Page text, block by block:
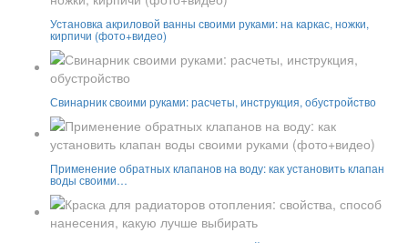
Установка акриловой ванны своими руками: на каркас, ножки,
кирпичи (фото+видео)
Свинарник своими руками: расчеты, инструкция, обустройство
Применение обратных клапанов на воду: как установить клапан
воды своими…